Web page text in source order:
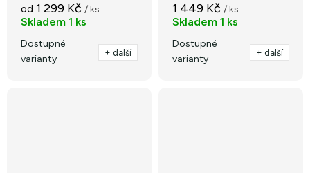
od 1 299 Kč / ks
Skladem 1 ks
Dostupné
varianty
+ další
1 449 Kč / ks
Skladem 1 ks
Dostupné
varianty
+ další